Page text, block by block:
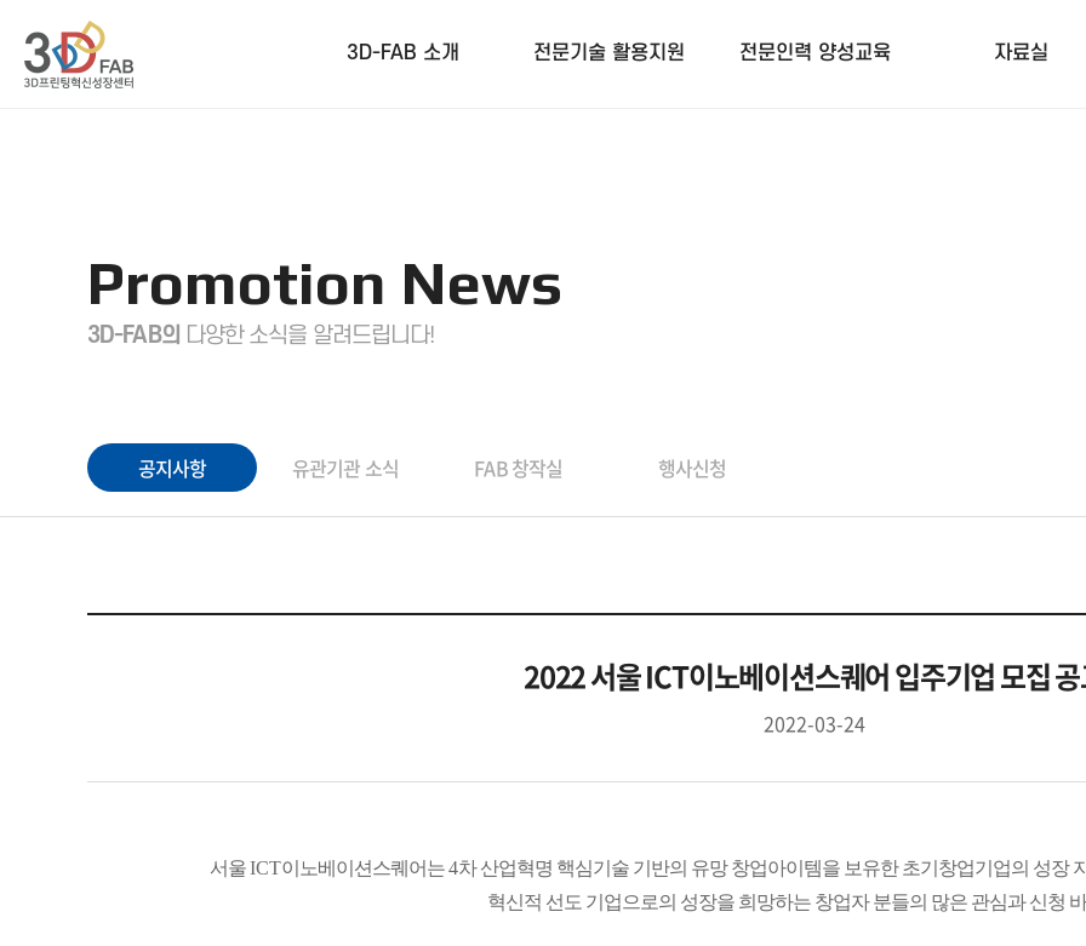
3D-FAB 소개 전문기술 활용지원 전문인력 양성교육 자료실
Promotion News
3D-FAB의 다양한 소식을 알려드립니다!
공지사항 유관기관 소식 FAB 창작실 행사신청
2022 서울 ICT이노베이션스퀘어 입주기업 모집
2022-03-24
서울ICT이노베이션스퀘어는4차 산업혁명 핵심기술 기반의 유망 창업아이템을 보유한 초기창업기업의 성장
혁신적 선도 기업으로의 성장을 희망하는 창업자 분들의 많은 관심과 신청